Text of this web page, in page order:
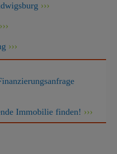
Immobilie finden!